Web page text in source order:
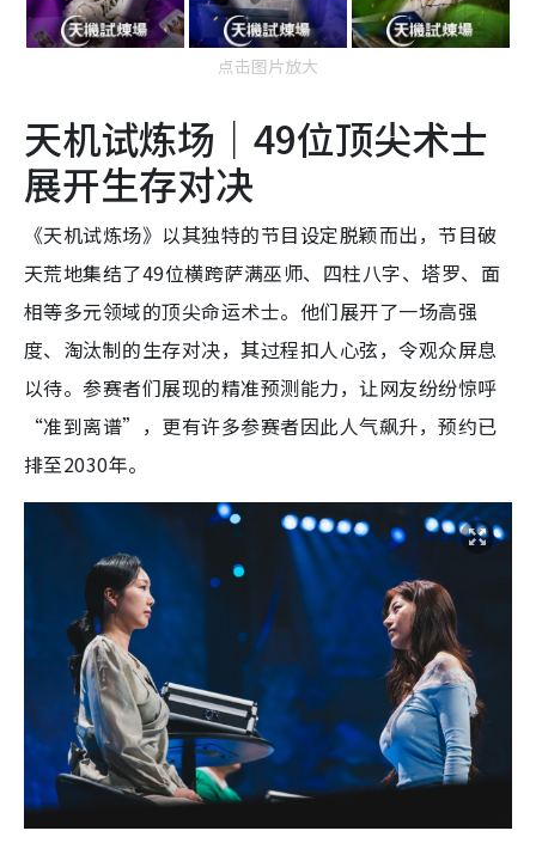
点击图片放大
天机试炼场｜49位顶尖术士
展开生存对决
《天机试炼场》以其独特的节目设定脱颖而出，节目破
天荒地集结了49位横跨萨满巫师、四柱八字、塔罗、面
相等多元领域的顶尖命运术士。他们展开了一场高强
度、淘汰制的生存对决，其过程扣人心弦，令观众屏息
以待。参赛者们展现的精准预测能力，让网友纷纷惊呼
“准到离谱”，更有许多参赛者因此人气飙升，预约已
排至2030年。